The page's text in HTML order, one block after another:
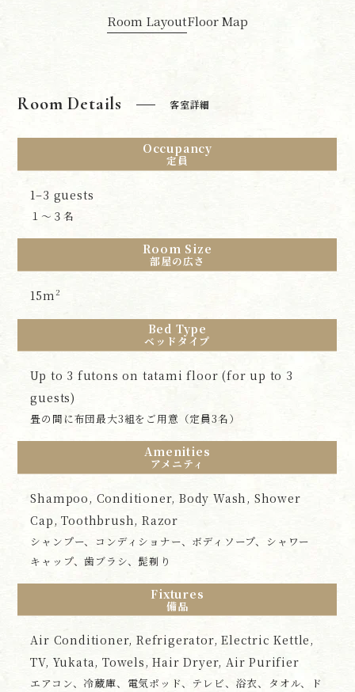
Room LayoutFloor Map
Room Details 客室詳細
Occupancy
定員
1–3 guests
１～３名
Room Size
部屋の広さ
15m 2
Bed Type
ベッドタイプ
Up to 3 futons on tatami floor (for up to 3
guests)
畳の間に布団最大3組をご用意（定員3名）
Amenities
アメニティ
Shampoo, Conditioner, Body Wash, Shower
Cap, Toothbrush, Razor
シャンプー、コンディショナー、ボディソープ、シャワー
キャップ、歯ブラシ、髭剃り
Fixtures
備品
Air Conditioner, Refrigerator, Electric Kettle,
TV, Yukata, Towels, Hair Dryer, Air Purifier
エアコン、冷蔵庫、電気ポッド、テレビ、浴衣、タオル、ド